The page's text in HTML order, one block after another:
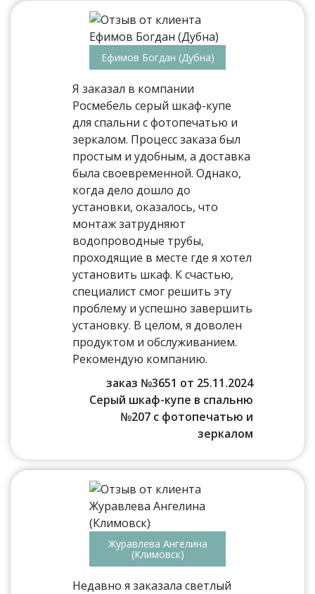
Ефимов Богдан (Дубна)
Я заказал в компании
Росмебель серый шкаф-купе
для спальни с фотопечатью и
зеркалом. Процесс заказа был
простым и удобным, а доставка
была своевременной. Однако,
когда дело дошло до
установки, оказалось, что
монтаж затрудняют
водопроводные трубы,
проходящие в месте где я хотел
установить шкаф. К счастью,
специалист смог решить эту
проблему и успешно завершить
установку. В целом, я доволен
продуктом и обслуживанием.
Рекомендую компанию.
заказ №3651 от 25.11.2024
Серый шкаф-купе в спальню
№207 с фотопечатью и
зеркалом
Журавлева Ангелина
(Климовск)
Недавно я заказала светлый